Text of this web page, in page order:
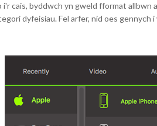
cais, byddwch yn gweld fformat
dyfeisiau. Fel arfer, nid oes